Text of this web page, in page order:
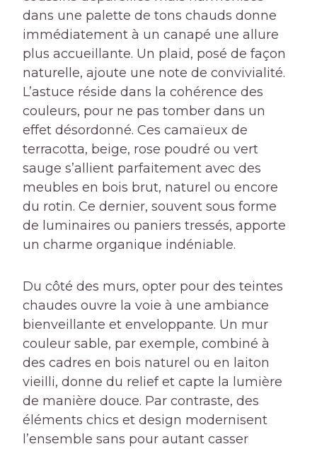
dans une palette de tons chauds donne
immédiatement à un canapé une allure
plus accueillante. Un plaid, posé de façon
naturelle, ajoute une note de convivialité.
L’astuce réside dans la cohérence des
couleurs, pour ne pas tomber dans un
effet désordonné. Ces camaïeux de
terracotta, beige, rose poudré ou vert
sauge s’allient parfaitement avec des
meubles en bois brut, naturel ou encore
du rotin. Ce dernier, souvent sous forme
de luminaires ou paniers tressés, apporte
un charme organique indéniable.
Du côté des murs, opter pour des teintes
chaudes ouvre la voie à une ambiance
bienveillante et enveloppante. Un mur
couleur sable, par exemple, combiné à
des cadres en bois naturel ou en laiton
vieilli, donne du relief et capte la lumière
de manière douce. Par contraste, des
éléments chics et design modernisent
l’ensemble sans pour autant casser